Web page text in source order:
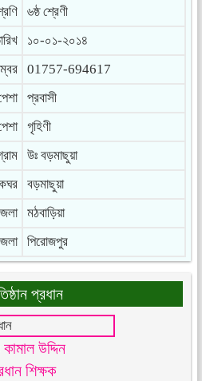
৬ষ্ঠ শ্রেণী
১০-০১-২০১৪
01757-694617
প্রবাসী
গৃহিণী
উঃ বড়মাছুয়া
বড়মাছুয়া
মঠবাড়িয়া
পিরোজপুর
প্রধান
উদ্দিন
শিক্ষক